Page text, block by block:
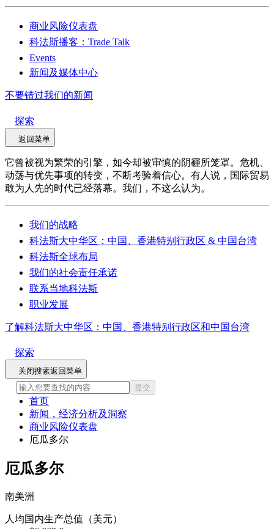
商业风险仪表盘
科法斯播客：Trade Talk
Events
新闻及媒体中心
不要错过我们的新闻
探索
返回菜单
它曾被视为繁荣的引擎，如今却被审慎的阴霾所笼罩。危机、
动荡与优先事项的转变，不断考验着信心。有人说，国际贸易
敢为人先的时代已经落幕。我们，不这么认为。
我们的战略
科法斯大中华区：中国、香港特别行政区 & 中国台湾
科法斯全球布局
我们的社会责任承诺
联系当地科法斯
职业发展
了解科法斯大中华区：中国、香港特别行政区和中国台湾
探索
关闭搜素返回菜单
提交
首页
新闻，经济分析及洞察
商业风险仪表盘
厄瓜多尔
厄瓜多尔
南美洲
人均国内生产总值（美元）